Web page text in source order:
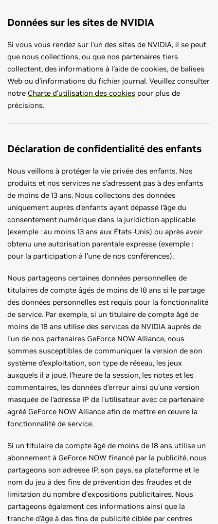
Données sur les sites de NVIDIA
Si vous vous rendez sur l’un des sites de NVIDIA, il se peut
que nous collections, ou que nos partenaires tiers
collectent, des informations à l’aide de cookies, de balises
Web ou d’informations du fichier journal. Veuillez consulter
notre Charte d’utilisation des cookies pour plus de
précisions.
Déclaration de confidentialité des enfants
Nous veillons à protéger la vie privée des enfants. Nos
produits et nos services ne s’adressent pas à des enfants
de moins de 13 ans. Nous collectons des données
uniquement auprès d’enfants ayant dépassé l’âge du
consentement numérique dans la juridiction applicable
(exemple : au moins 13 ans aux États-Unis) ou après avoir
obtenu une autorisation parentale expresse (exemple :
pour la participation à l’une de nos conférences).
Nous partageons certaines données personnelles de
titulaires de compte âgés de moins de 18 ans si le partage
des données personnelles est requis pour la fonctionnalité
de service. Par exemple, si un titulaire de compte âgé de
moins de 18 ans utilise des services de NVIDIA auprès de
l’un de nos partenaires GeForce NOW Alliance, nous
sommes susceptibles de communiquer la version de son
système d’exploitation, son type de réseau, les jeux
auxquels il a joué, l’heure de la session, les notes et les
commentaires, les données d’erreur ainsi qu’une version
masquée de l’adresse IP de l'utilisateur avec ce partenaire
agréé GeForce NOW Alliance afin de mettre en œuvre la
fonctionnalité de service.
Si un titulaire de compte âgé de moins de 18 ans utilise un
abonnement à GeForce NOW financé par la publicité, nous
partageons son adresse IP, son pays, sa plateforme et le
nom du jeu à des fins de prévention des fraudes et de
limitation du nombre d'expositions publicitaires. Nous
partageons également ces informations ainsi que la
tranche d’âge à des fins de publicité ciblée par centres